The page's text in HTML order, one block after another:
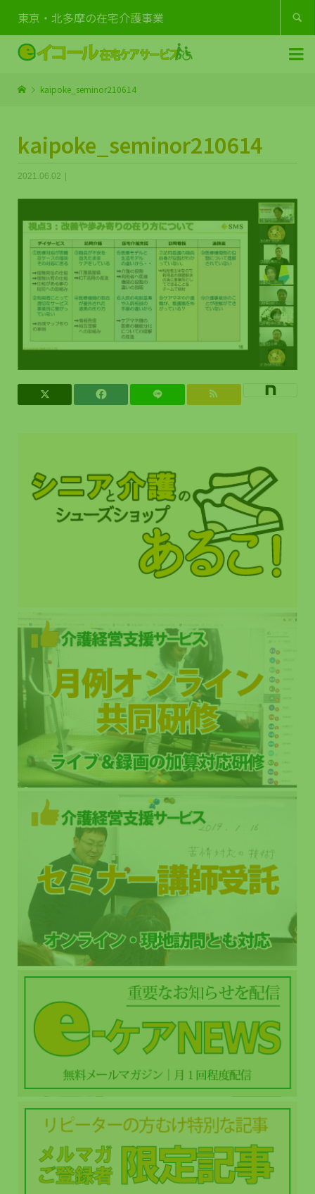
東京・北多摩の在宅介護事業 

kaipoke_seminor210614
kaipoke_seminor210614
2021.06.02